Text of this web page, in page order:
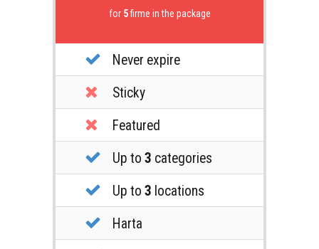
for 5firme in the package
Never expire
Sticky
Featured
Up to 3 categories
Up to 3 locations
Harta